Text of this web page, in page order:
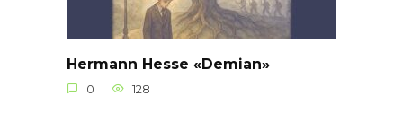
Hermann Hesse «Demian»
0 128